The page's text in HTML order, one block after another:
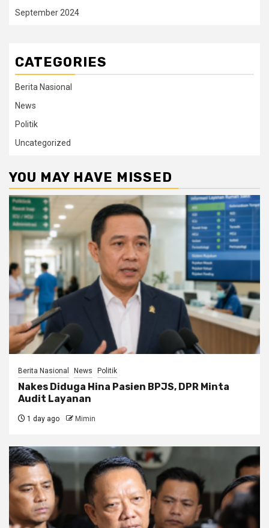
September 2024
CATEGORIES
Berita Nasional
News
Politik
Uncategorized
YOU MAY HAVE MISSED
Berita Nasional News Politik
Nakes Diduga Hina Pasien BPJS, DPR Minta
Audit Layanan
1 day ago Mimin